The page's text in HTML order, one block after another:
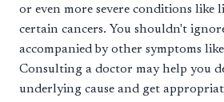
or even more severe conditions like
certain cancers. You shouldn't
accompanied by other symptoms
Consulting a doctor may help you
underlying cause and get